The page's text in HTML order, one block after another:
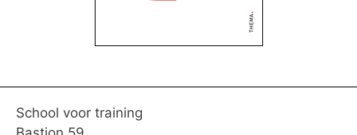
School voor training